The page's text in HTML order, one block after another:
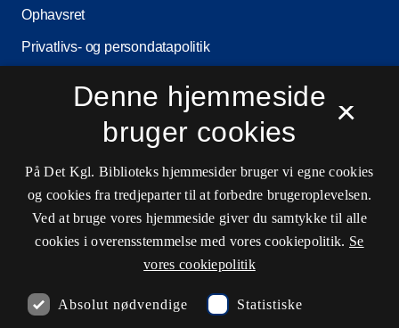
Ophavsret
Privatlivs- og persondatapolitik
Cookieindstillinger
Kontaktinformationer
Åbningstider
×
Denne hjemmeside
bruger cookies
På Det Kgl. Biblioteks hjemmesider bruger vi egne cookies
og cookies fra tredjeparter til at forbedre brugeroplevelsen.
Ved at bruge vores hjemmeside giver du samtykke til alle
cookies i overensstemmelse med vores cookiepolitik. Se
vores cookiepolitik
Absolut nødvendige Statistiske